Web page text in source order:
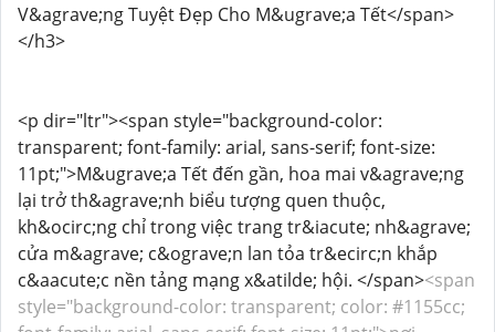
V&agrave;ng Tuyệt Đẹp Cho M&ugrave;a Tết</span>
</h3>
<p dir="ltr"><span style="background-color:
transparent; font-family: arial, sans-serif; font-size:
11pt;">M&ugrave;a Tết đến gần, hoa mai v&agrave;ng
lại trở th&agrave;nh biểu tượng quen thuộc,
kh&ocirc;ng chỉ trong việc trang tr&iacute; nh&agrave;
cửa m&agrave; c&ograve;n lan tỏa tr&ecirc;n khắp
c&aacute;c nền tảng mạng x&atilde; hội. </span><span
style="background-color: transparent; color: #1155cc;